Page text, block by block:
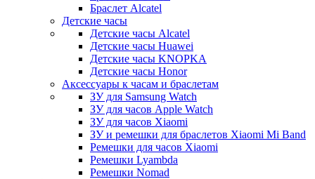
Браслет Alcatel
Детские часы
Детские часы Alcatel
Детские часы Huawei
Детские часы KNOPKA
Детские часы Honor
Аксессуары к часам и браслетам
ЗУ для Samsung Watch
ЗУ для часов Apple Watch
ЗУ для часов Xiaomi
ЗУ и ремешки для браслетов Xiaomi Mi Band
Ремешки для часов Xiaomi
Ремешки Lyambda
Ремешки Nomad